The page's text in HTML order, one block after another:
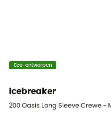
Eco-ontworpen
icebreaker
200 Oasis Long Sleeve Crewe